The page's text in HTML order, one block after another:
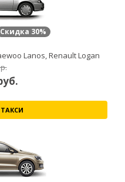
Скидка 30%
Lanos, Renault Logan